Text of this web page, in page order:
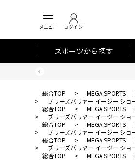
メニュー ログイン
スポーツから探す
総合TOP > MEGA SPORTS
>
ブリーズバリヤー イージー ショ
総合TOP
> MEGA SPORTS
>
ブリーズバリヤー イージー ショ
総合TOP
> MEGA SPORTS
>
ブリーズバリヤー イージー ショ
総合TOP
> MEGA SPORTS
>
ブリーズバリヤー イージー ショ
総合TOP
> MEGA SPORTS